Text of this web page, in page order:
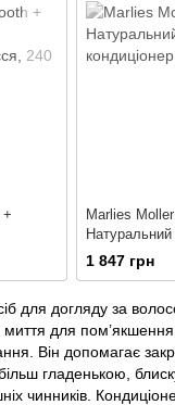
+
Marlies
кондиціонер
1 847 грн
для догляду за
миття для
Він допомагає
гладенькою,
чинників.